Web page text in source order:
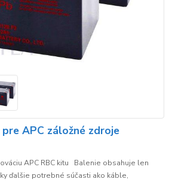
APC záložné zdroje
APC RBC kitu Balenie obsahuje len
ďalšie potrebné súčasti ako káble,